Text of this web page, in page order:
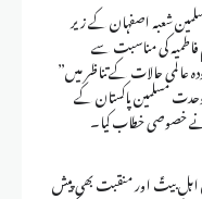
شعبہ اصفہان کے زیر
فاطمیہ کی مناسبت سے
حالات کے تناظر میں”
مسلمین پاکستان کے
نے خصوصی خطاب کیا۔
اہلِ بیتؑ اور منقبت بھی پیش